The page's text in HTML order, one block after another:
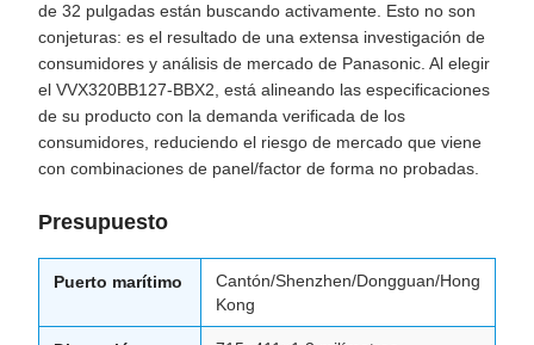
de 32 pulgadas están buscando activamente. Esto no son
conjeturas: es el resultado de una extensa investigación de
consumidores y análisis de mercado de Panasonic. Al elegir
el VVX320BB127-BBX2, está alineando las especificaciones
de su producto con la demanda verificada de los
consumidores, reduciendo el riesgo de mercado que viene
con combinaciones de panel/factor de forma no probadas.
Presupuesto
Puerto marítimo
Cantón/Shenzhen/Dongguan/Hong
Kong